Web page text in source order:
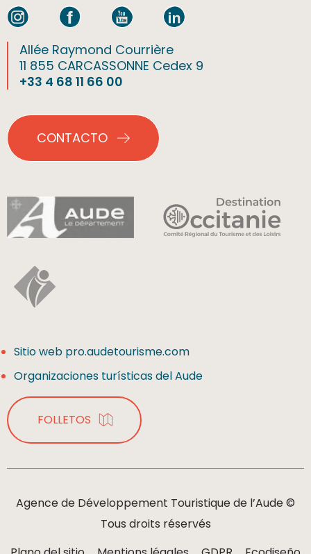
Allée Raymond Courrière
11 855 CARCASSONNE Cedex 9
+33 4 68 11 66 00
CONTACTO
Sitio web pro.audetourisme.com
Organizaciones turísticas del Aude
FOLLETOS
Agence de Développement Touristique de l’Aude ©
Tous droits réservés